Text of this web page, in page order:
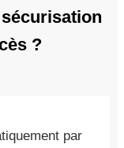
?
par